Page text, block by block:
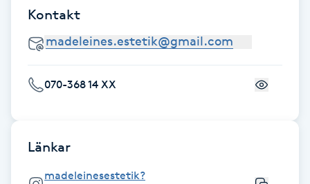
FrisörKontakt
070-368 14 XX
Länkar
madeleinesestetik?